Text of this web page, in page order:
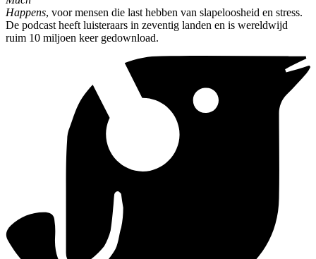
Happens, voor mensen die last hebben van slapeloosheid en stress.
De podcast heeft luisteraars in zeventig landen en is wereldwijd
ruim 10 miljoen keer gedownload.